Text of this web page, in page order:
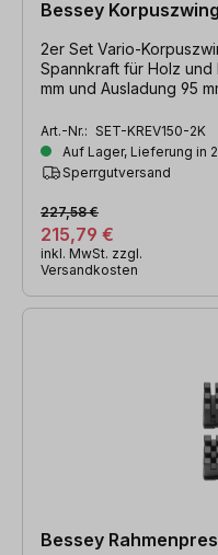
Bessey
2er Set Vario-
Spannkraft für Holz und Kunststoff mit Spannweite 1.500
mm und Ausladung 95
Art.-Nr.: SET-KREV150-2K
Auf Lager, Lieferung in
Sperrgutversand
215,79 €
227,58 €
inkl. MwSt. zzgl.
Versandkosten
Bessey